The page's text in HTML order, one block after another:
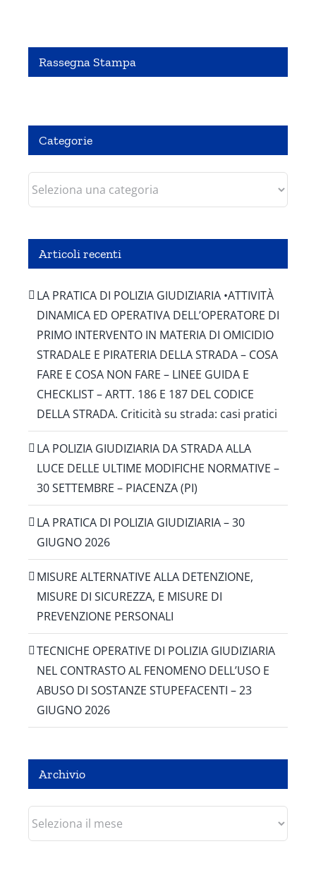
Rassegna Stampa
Pubbliredazionale – Crocevia 07 Agosto 2020
Categorie
Categorie
Articoli recenti
LA PRATICA DI POLIZIA GIUDIZIARIA •ATTIVITÀ
DINAMICA ED OPERATIVA DELL’OPERATORE DI
PRIMO INTERVENTO IN MATERIA DI OMICIDIO
STRADALE E PIRATERIA DELLA STRADA – COSA
FARE E COSA NON FARE – LINEE GUIDA E
CHECKLIST – ARTT. 186 E 187 DEL CODICE
DELLA STRADA. Criticità su strada: casi pratici
LA POLIZIA GIUDIZIARIA DA STRADA ALLA
LUCE DELLE ULTIME MODIFICHE NORMATIVE –
30 SETTEMBRE – PIACENZA (PI)
LA PRATICA DI POLIZIA GIUDIZIARIA – 30
GIUGNO 2026
MISURE ALTERNATIVE ALLA DETENZIONE,
MISURE DI SICUREZZA, E MISURE DI
PREVENZIONE PERSONALI
TECNICHE OPERATIVE DI POLIZIA GIUDIZIARIA
NEL CONTRASTO AL FENOMENO DELL’USO E
ABUSO DI SOSTANZE STUPEFACENTI – 23
GIUGNO 2026
Archivio
Archivio